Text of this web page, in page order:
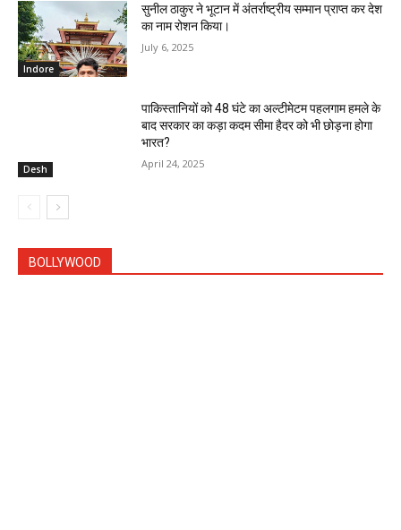
Indore
सुनील ठाकुर ने भूटान में अंतर्राष्ट्रीय सम्मान प्राप्त कर देश
का नाम रोशन किया।
July 6, 2025
Desh
पाकिस्तानियों को 48 घंटे का अल्टीमेटम पहलगाम हमले के
बाद सरकार का कड़ा कदम सीमा हैदर को भी छोड़ना होगा
भारत?
April 24, 2025
BOLLYWOOD